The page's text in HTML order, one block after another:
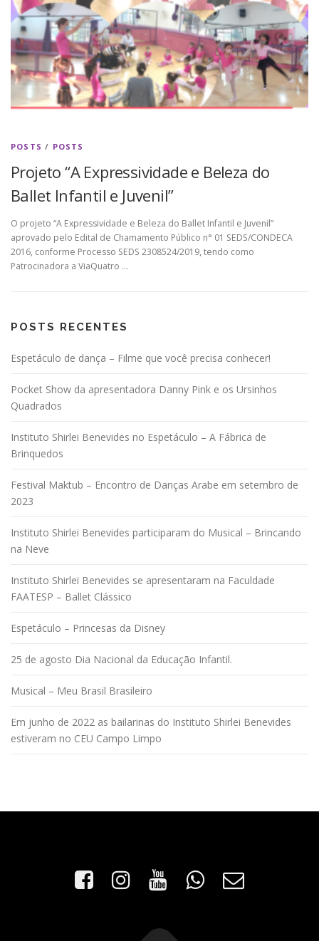
POSTS / POSTS
Projeto “A Expressividade e Beleza do
Ballet Infantil e Juvenil”
O projeto “A Expressividade e Beleza do Ballet Infantil e Juvenil”
aprovado pelo Edital de Chamamento Público n° 01 SEDS/CONDECA
2016, conforme Processo SEDS 2308524/2019, tendo como
Patrocinadora a ViaQuatro …
POSTS RECENTES
Espetáculo de dança – Filme que você precisa conhecer!
Pocket Show da apresentadora Danny Pink e os Ursinhos
Quadrados
Instituto Shirlei Benevides no Espetáculo – A Fábrica de
Brinquedos
Festival Maktub – Encontro de Danças Arabe em setembro de
2023
Instituto Shirlei Benevides participaram do Musical – Brincando
na Neve
Instituto Shirlei Benevides se apresentaram na Faculdade
FAATESP – Ballet Clássico
Espetáculo – Princesas da Disney
25 de agosto Dia Nacional da Educação Infantil.
Musical – Meu Brasil Brasileiro
Em junho de 2022 as bailarinas do Instituto Shirlei Benevides
estiveram no CEU Campo Limpo